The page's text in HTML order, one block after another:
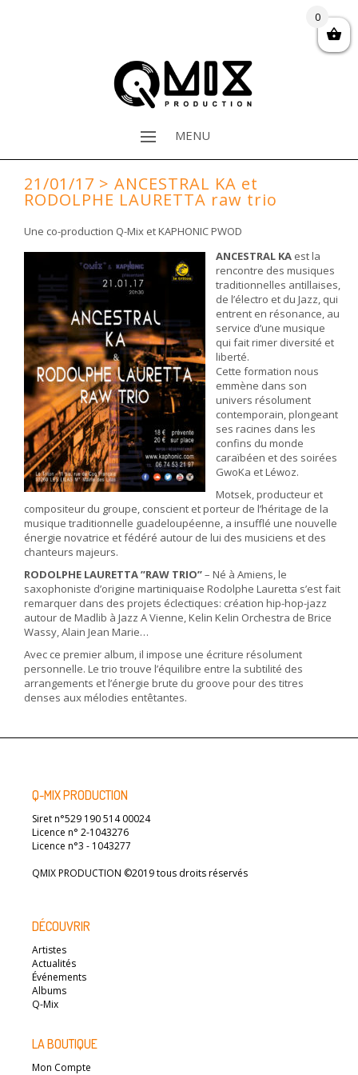
MENU
21/01/17 > ANCESTRAL KA et
RODOLPHE LAURETTA raw trio
Une co-production Q-Mix et KAPHONIC PWOD
ANCESTRAL KA est la
rencontre des musiques
traditionnelles antillaises,
de l’électro et du Jazz, qui
entrent en résonance, au
service d’une musique
qui fait rimer diversité et
liberté.
Cette formation nous
emmène dans son
univers résolument
contemporain, plongeant
ses racines dans les
confins du monde
caraïbéen et des soirées
GwoKa et Léwoz.
Motsek, producteur et
compositeur du groupe, conscient et porteur de l’héritage de la
musique traditionnelle guadeloupéenne, a insufflé une nouvelle
énergie novatrice et fédéré autour de lui des musiciens et des
chanteurs majeurs.
RODOLPHE LAURETTA ’’RAW TRIO’’– Né à Amiens, le
saxophoniste d’origine martiniquaise Rodolphe Lauretta s’est fait
remarquer dans des projets éclectiques: création hip-hop-jazz
autour de Madlib à Jazz A Vienne, Kelin Kelin Orchestra de Brice
Wassy, Alain Jean Marie…
Avec ce premier album, il impose une écriture résolument
personnelle. Le trio trouve l’équilibre entre la subtilité des
arrangements et l’énergie brute du groove pour des titres
denses aux mélodies entêtantes.
Q-MIX PRODUCTION
Siret n°529 190 514 00024
Licence n° 2-1043276
Licence n°3 - 1043277
QMIX PRODUCTION ©2019 tous droits réservés
DÉCOUVRIR
Artistes
Actualités
Événements
Albums
Q-Mix
LA BOUTIQUE
Mon Compte
0